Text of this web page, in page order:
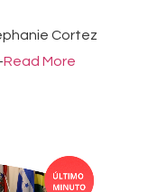
Cortez
-Read More